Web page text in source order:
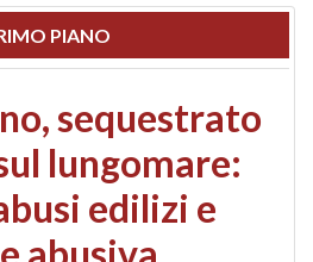
PIANO
sequestrato
lungomare:
edilizi e